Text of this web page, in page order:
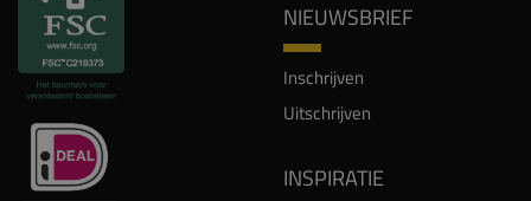
NIEUWSBRIEF
Inschrijven
Uitschrijven
INSPIRATIE